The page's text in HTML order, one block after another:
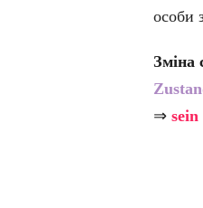
особи
Зміна
⇒sein